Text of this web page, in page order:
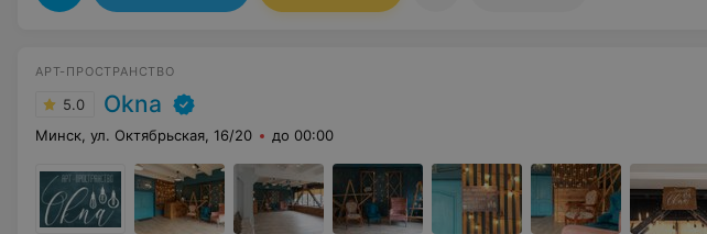
АРТ-ПРОСТРАНСТВО
5.0 Okna
Минск, ул. Октябрьская, 16/20 до 00:00